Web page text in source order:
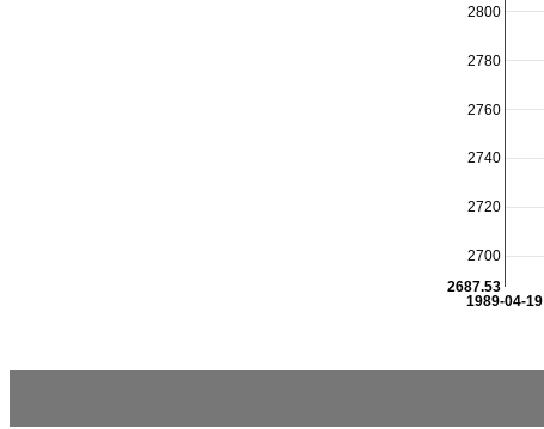
1989-04-19
2700
2720
2740
2760
2780
2800
2687.53